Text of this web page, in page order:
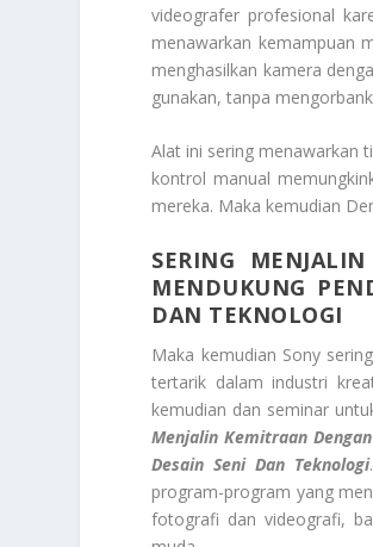
videografer profesional
menawarkan kemampuan
menghasilkan kamera
gunakan, tanpa
Alat ini sering menawarkan
kontrol manual
mereka. Maka kemudian
SERING
MENDUKUNG
DAN TEKNOLOGI
Maka kemudian Sony
tertarik dalam industri
kemudian dan seminar
Menjalin Kemitraan
Desain Seni Dan Teknologi
program-program yang
fotografi dan videografi,